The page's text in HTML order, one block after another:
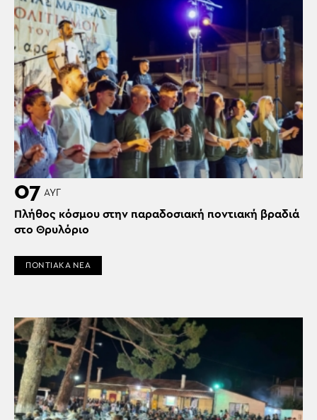
07 ΑΥΓ
Πλήθος κόσμου στην παραδοσιακή ποντιακή βραδιά
στο Θρυλόριο
ΠΟΝΤΙΑΚΑ ΝΕΑ